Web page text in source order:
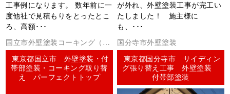
工事例になります。 数年前に一
度他社で見積もりをとったとこ
ろ、高額･･･
が外れ、外壁塗装工事が完工い
たしました！ 施主様に
も、･･･
国立市外壁塗装コーキング（シ
ーリング）
東京都国立市 外壁塗装・付
帯部塗装・コーキング取り替
え パーフェクトトップ
国分寺市外壁塗装
東京都国分寺市 サイディン
グ張り替え工事 外壁塗装
付帯部塗装